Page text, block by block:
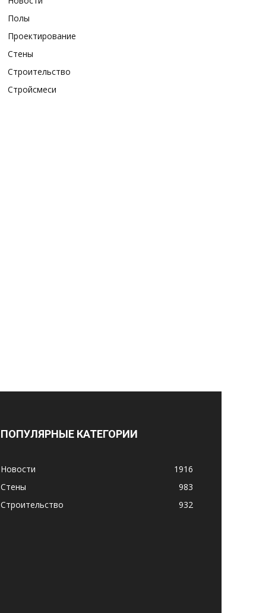
Полы
Проектирование
Стены
Строительство
Стройсмеси
ПОПУЛЯРНЫЕ КАТЕГОРИИ
Новости
1916
Стены
983
Строительство
932